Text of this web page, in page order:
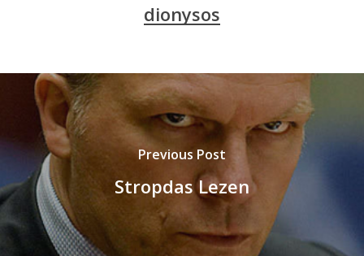
dionysos
Previous Post
Stropdas Lezen